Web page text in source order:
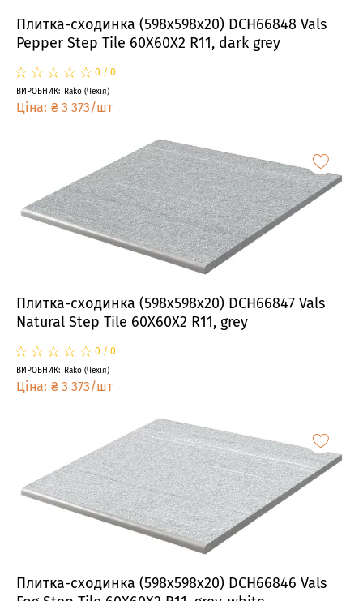
Плитка-сходинка (598x598x20) DCH66848 Vals
Pepper Step Tile 60X60X2 R11, dark grey
☆
★☆
★☆
★☆
★☆
★ 0 / 0
ВИРОБНИК: Rako (Чехія)
Ціна: ₴ 3 373/шт
Плитка-сходинка (598x598x20) DCH66847 Vals
Natural Step Tile 60X60X2 R11, grey
☆
★☆
★☆
★☆
★☆
★ 0 / 0
ВИРОБНИК: Rako (Чехія)
Ціна: ₴ 3 373/шт
Плитка-сходинка (598x598x20) DCH66846 Vals